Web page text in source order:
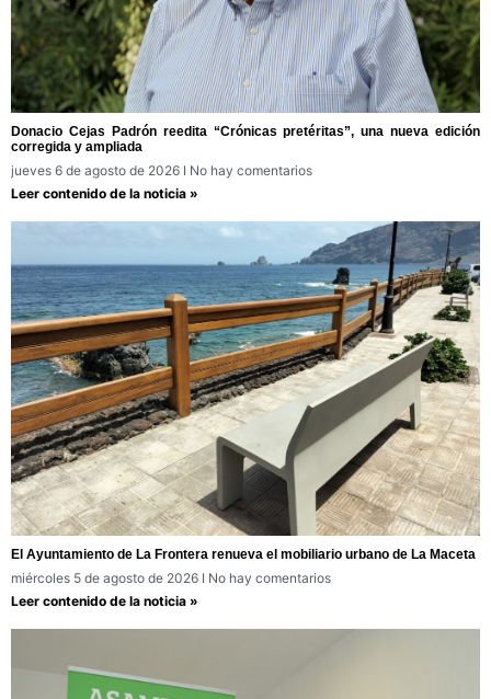
Donacio Cejas Padrón reedita “Crónicas pretéritas”, una nueva edición
corregida y ampliada
jueves 6 de agosto de 2026
No hay comentarios
Leer contenido de la noticia »
El Ayuntamiento de La Frontera renueva el mobiliario urbano de La Maceta
miércoles 5 de agosto de 2026
No hay comentarios
Leer contenido de la noticia »